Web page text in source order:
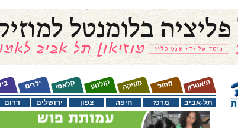
דרום ירושלים צפון חיפה מרכז תל-אביב